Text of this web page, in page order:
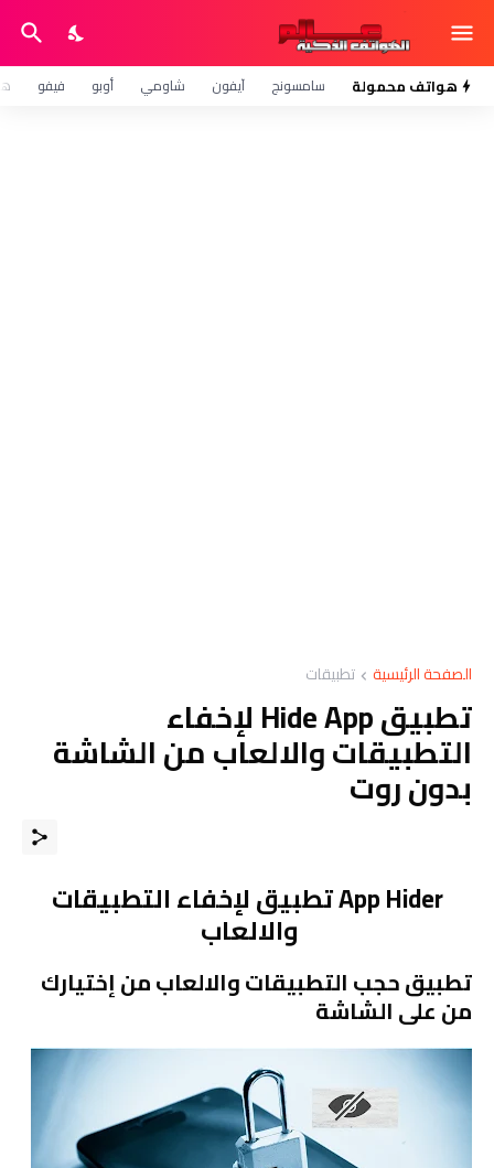
هواتف محمولة سامسونج آيفون شاومي أوبو فيفو
الصفحة الرئيسية تطبيقات
تطبيق Hide App لإخفاء
التطبيقات والالعاب من الشاشة
بدون روت
App Hider تطبيق لإخفاء التطبيقات
والالعاب
تطبيق حجب التطبيقات والالعاب من إختيارك
من على الشاشة